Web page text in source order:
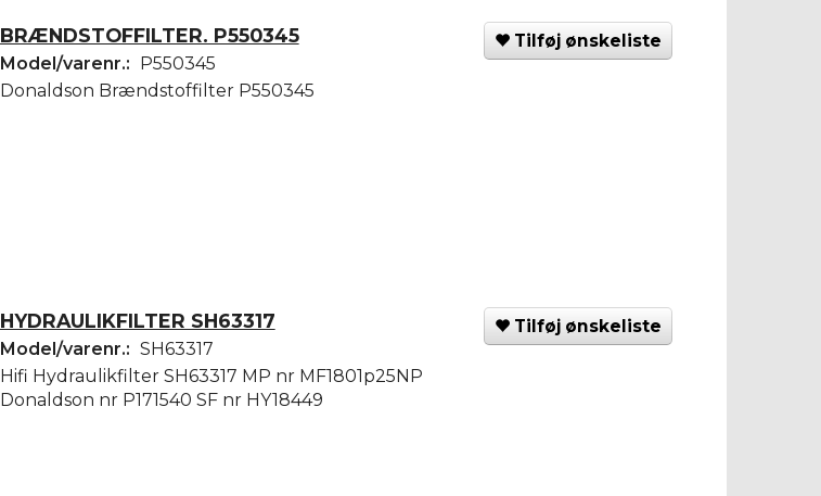
BRÆNDSTOFFILTER. P550345
Model/varenr.:
P550345
Donaldson Brændstoffilter P550345
Tilføj ønskeliste
HYDRAULIKFILTER SH63317
Model/varenr.: SH63317
Hifi Hydraulikfilter SH63317 MP nr MF1801p25NP
Donaldson nr P171540 SF nr HY18449
Tilføj ønskeliste